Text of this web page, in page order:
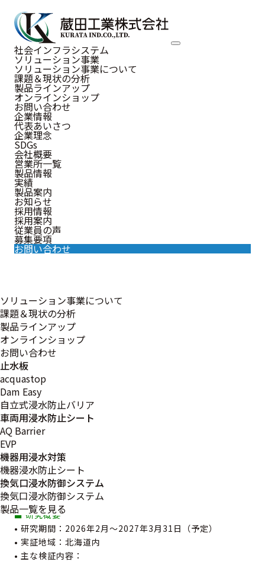
社会インフラシステム
ソリューション事業
ソリューション事業について
課題＆現状の分析
製品ラインアップ
オンラインショップ
お問い合わせ
企業情報
代表あいさつ
企業理念
SDGs
会社概要
営業所一覧
製品情報
実績
製品案内
お知らせ
採用情報
採用案内
従業員の声
募集要項
お問い合わせ
ソリューション事業について
課題＆現状の分析
製品ラインアップ
オンラインショップ
お問い合わせ
止水板
acquastop
Dam Easy
自立式浸水防止バリア
車両用浸水防止シート
AQ Barrier
EVP
機器用浸水対策
機器浸水防止シート
換気口浸水防御システム
換気口浸水防御システム
製品一覧を見る
NEWS
お知らせ
2026.02.25
北海道のヒグマ対策に新たな科学的
アプローチ
酪農学園大学と当社がAI活用の共同研究を開始 ～非致
当社は、学校法人酪農学園 酪農学園大学(北海道江別市、農
食環境学群 環境共生学類)と、ヒグマ対策に関する共同研究
契約を締結いたしました。本研究では、AIによるヒグマ検
知と、光・音・超音波・振動を組み合わせた非致死・非接
触型刺激システム「DeterCamAI」を用い、北海道の実環
境においてヒグマの行動変化および行動抑制の可能性を科
学的に検証します。
■ 背景
近年、北海道ではヒグマの市街地出没や農地被害、人身事
故が社会課題となっています。捕獲を中心とした従来対策
に加え、出没を未然に抑制する新たな手法の検討が求めら
れています。本共同研究は、導入ありきではなく、実環境
で本手法が成立し得るかどうかを探索的に検証することを
目的としています。
■ 研究概要
• 研究期間：2026年2月～2027年3月31日（予定）
• 実証地域：北海道内
• 主な検証内容：